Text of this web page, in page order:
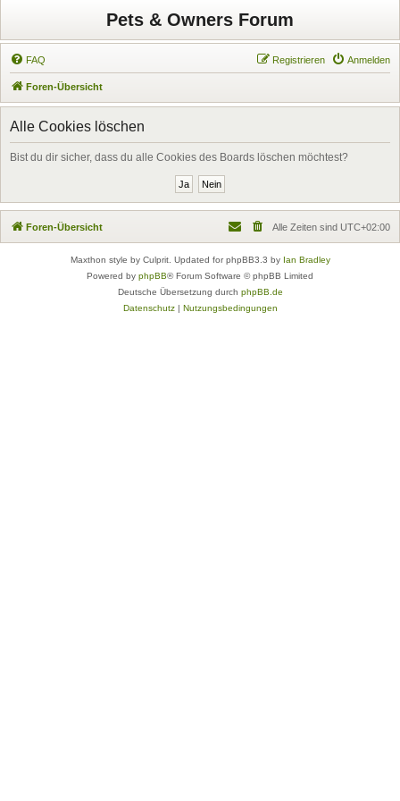
Pets & Owners Forum
FAQ Anmelden
Registrieren
Foren-Übersicht
Alle Cookies löschen
Bist du dir sicher, dass du alle Cookies des Boards löschen möchtest?
Foren-Übersicht Alle Zeiten sind UTC+02:00
Maxthon style by Culprit. Updated for phpBB3.3 by Ian Bradley
Powered by phpBB® Forum Software © phpBB Limited
Deutsche Übersetzung durch phpBB.de
Datenschutz| Nutzungsbedingungen